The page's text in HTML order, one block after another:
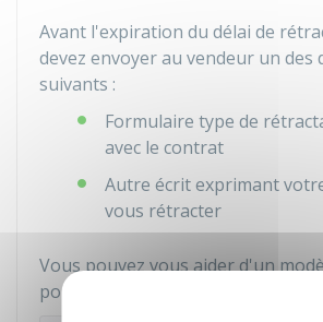
Avant l'expiration du délai de
devez envoyer au vendeur un des
suivants :
Formulaire type de
avec le contrat
Autre écrit exprimant
vous rétracter
Vous pouvez vous aider d'un
pour rédiger votre courrier.